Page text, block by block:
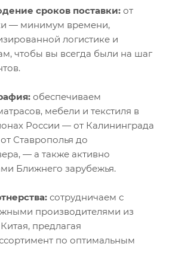
сроков поставки: от
— минимум времени,
логистике и
чтобы вы всегда были на шаг
обеспечиваем
мебели и текстиля в
России — от Калининграда
Ставрополья до
— а также активно
Ближнего зарубежья.
сотрудничаем с
производителями из
предлагая
по оптимальным